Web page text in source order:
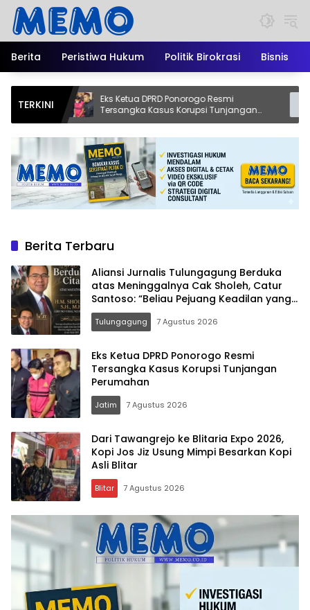
Langsung
konten
Berita
Peristiwa Hukum Politik Birokrasi Bisnis
TERKINI
Eks Ketua DPRD Ponorogo Resmi
Tersangka Kasus Korupsi Tunjangan
Perumahan
Asli
Berita Terbaru
Aliansi Jurnalis Tulungagung Berduka
atas Meninggalnya Cak Sholeh, Catur
Santoso: “Beliau Pejuang Keadilan yang
Vokal”
Tulungagung 7 Agustus 2026
Eks Ketua DPRD Ponorogo Resmi
Tersangka Kasus Korupsi Tunjangan
Perumahan
Jatim 7 Agustus 2026
Dari Tawangrejo ke Blitaria Expo 2026,
Kopi Jos Jiz Usung Mimpi Besarkan Kopi
Asli Blitar
Blitar 7 Agustus 2026
Memo.co.id
| Memberi
Inspirasi